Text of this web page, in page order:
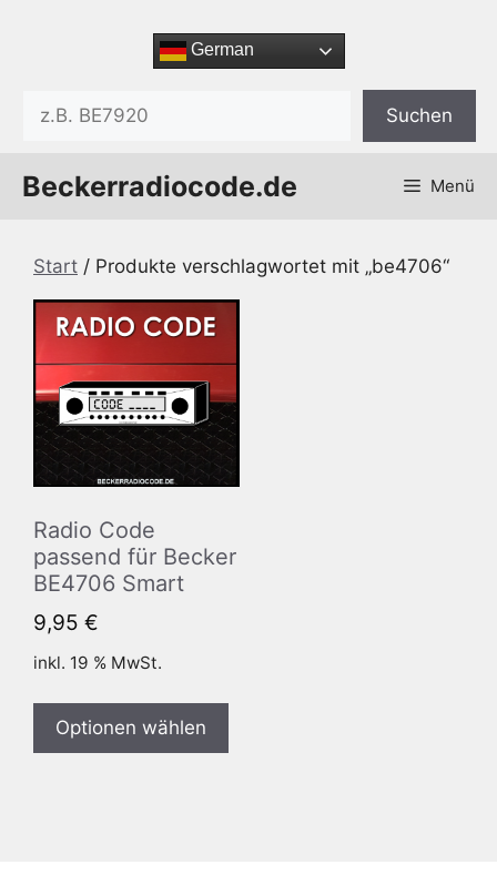
German
Suchen
Beckerradiocode.de Menü
Start / Produkte verschlagwortet mit „be4706“
Radio Code
passend für Becker
BE4706 Smart
9,95 €
inkl. 19 % MwSt.
Optionen wählen